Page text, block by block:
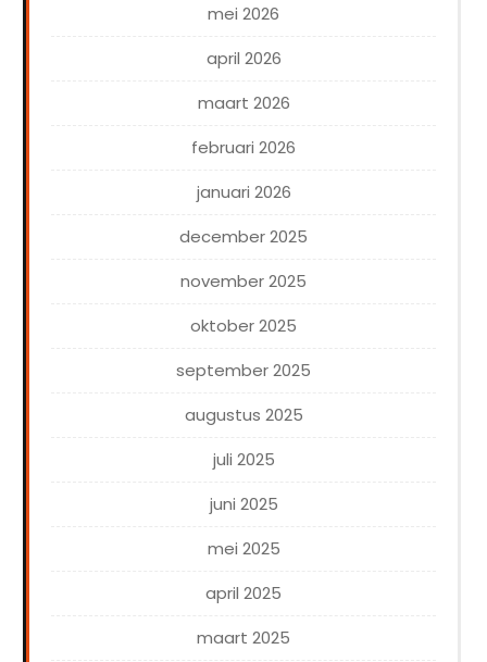
mei 2026
april 2026
maart 2026
februari 2026
januari 2026
december 2025
november 2025
oktober 2025
september 2025
augustus 2025
juli 2025
juni 2025
mei 2025
april 2025
maart 2025